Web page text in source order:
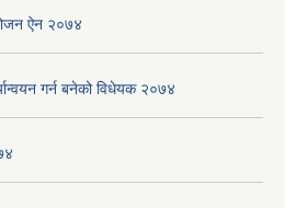
ऐन २०७४
गर्न बनेको विधेयक २०७४